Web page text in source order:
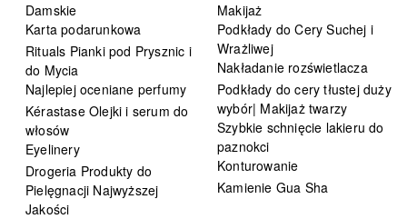
Damskie
Karta podarunkowa
Rituals Pianki pod Prysznic i
do Mycia
Najlepiej oceniane perfumy
Kérastase Olejki i serum do
włosów
Eyelinery
Drogeria Produkty do
Pielęgnacji Najwyższej
Jakości
Makijaż
Podkłady do Cery Suchej i
Wrażliwej
Nakładanie rozświetlacza
Podkłady do cery tłustej duży
wybór| Makijaż twarzy
Szybkie schnięcie lakieru do
paznokci
Konturowanie
Kamienie Gua Sha